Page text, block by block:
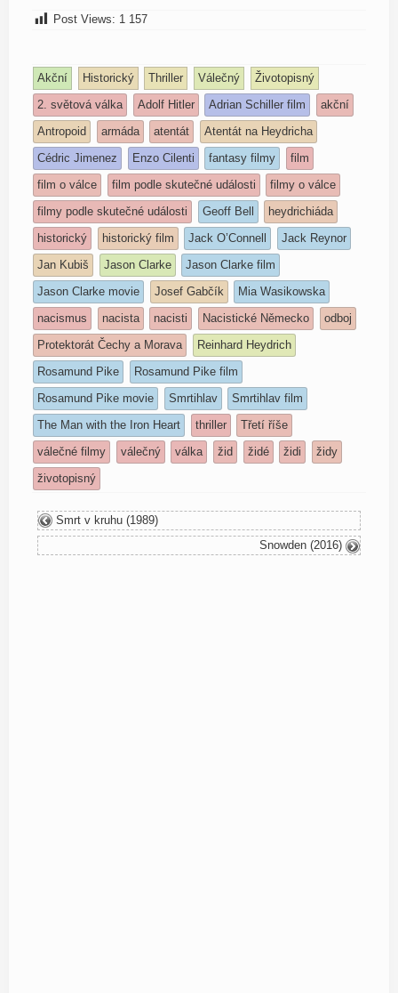
Post Views: 1 157
Akční Historický Thriller Válečný
Životopisný
2. světová válka
Adolf Hitler Adrian Schiller film
akční
Antropoid
armáda atentát
Atentát na Heydricha
Cédric Jimenez
Enzo Cilenti fantasy filmy
film
film o válce
film podle skutečné události
filmy o válce
filmy podle skutečné události
Geoff Bell
heydrichiáda
historický
historický film Jack O’Connell
Jack Reynor
Jan Kubiš
Jason Clarke
Jason Clarke film
Jason Clarke movie
Josef Gabčík
Mia Wasikowska
nacismus
nacista nacisti Nacistické Německo
odboj
Protektorát Čechy a Morava
Reinhard Heydrich
Rosamund Pike
Rosamund Pike film
Rosamund Pike movie
Smrtihlav
Smrtihlav film
The Man with the Iron Heart
thriller
Třetí říše
válečné filmy
válečný válka žid židé židi
židy
životopisný
Smrt v kruhu (1989)
Snowden (2016)